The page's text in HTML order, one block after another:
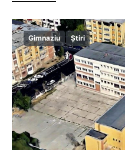
Gimnaziu Știri